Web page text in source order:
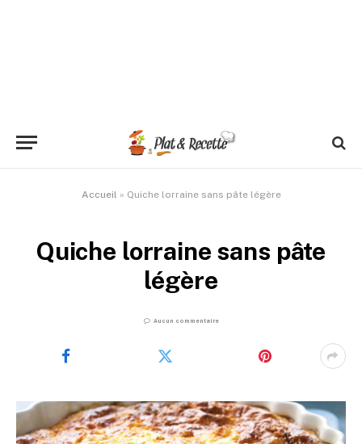
Accueil » Quiche lorraine sans pâte légère
Quiche lorraine sans pâte
légère
Aucun commentaire